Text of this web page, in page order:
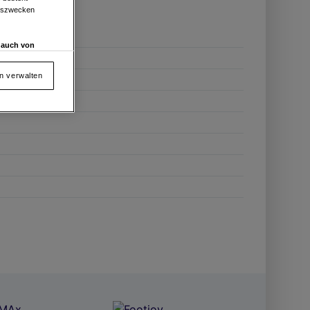
von
verwalten